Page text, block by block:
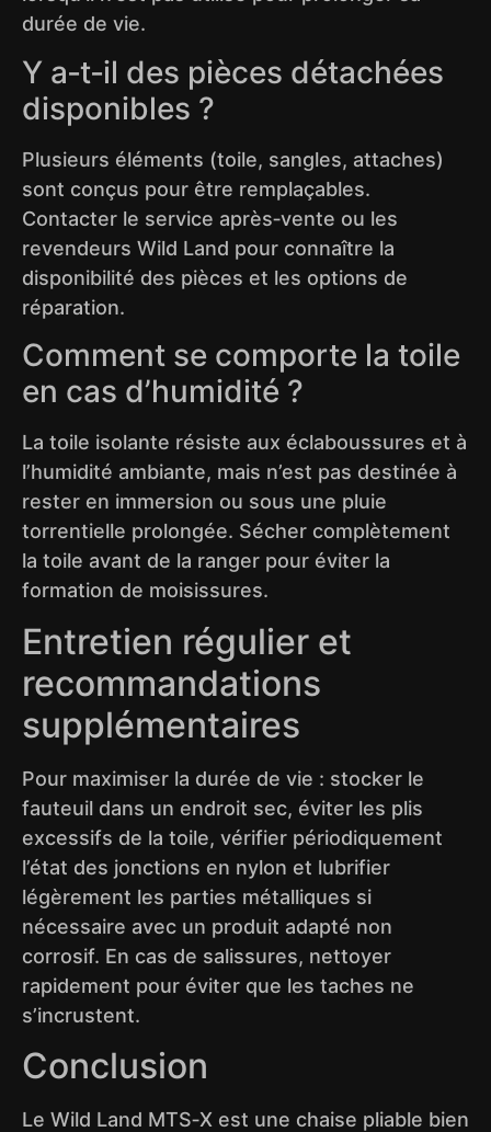
durée de vie.
Y a‑t‑il des pièces détachées
disponibles ?
Plusieurs éléments (toile, sangles, attaches)
sont conçus pour être remplaçables.
Contacter le service après‑vente ou les
revendeurs Wild Land pour connaître la
disponibilité des pièces et les options de
réparation.
Comment se comporte la toile
en cas d’humidité ?
La toile isolante résiste aux éclaboussures et à
l’humidité ambiante, mais n’est pas destinée à
rester en immersion ou sous une pluie
torrentielle prolongée. Sécher complètement
la toile avant de la ranger pour éviter la
formation de moisissures.
Entretien régulier et
recommandations
supplémentaires
Pour maximiser la durée de vie : stocker le
fauteuil dans un endroit sec, éviter les plis
excessifs de la toile, vérifier périodiquement
l’état des jonctions en nylon et lubrifier
légèrement les parties métalliques si
nécessaire avec un produit adapté non
corrosif. En cas de salissures, nettoyer
rapidement pour éviter que les taches ne
s’incrustent.
Conclusion
Le Wild Land MTS‑X est une chaise pliable bien